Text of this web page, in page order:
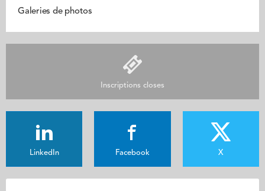
Galeries de photos
Inscriptions closes
LinkedIn Facebook X